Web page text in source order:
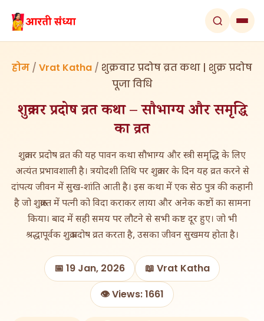
होम / Vrat Katha / शुक्रवार प्रदोष व्रत कथा | शुक्र प्रदोष
पूजा विधि
शुक्रवार प्रदोष व्रत कथा – सौभाग्य और समृद्धि
का व्रत
शुक्रवार प्रदोष व्रत की यह पावन कथा सौभाग्य और स्त्री समृद्धि के लिए
अत्यंत प्रभावशाली है। त्रयोदशी तिथि पर शुक्रवार के दिन यह व्रत करने से
दांपत्य जीवन में सुख-शांति आती है। इस कथा में एक सेठ पुत्र की कहानी
है जो शुक्रास्त में पत्नी को विदा कराकर लाया और अनेक कष्टों का सामना
किया। बाद में सही समय पर लौटने से सभी कष्ट दूर हुए। जो भी
श्रद्धापूर्वक शुक्र प्रदोष व्रत करता है, उसका जीवन सुखमय होता है।
📅 19 Jan, 2026
📖 Vrat Katha
👁️ Views: 1661